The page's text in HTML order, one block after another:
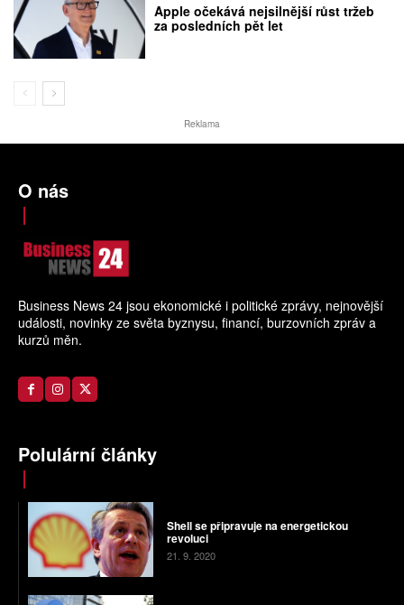
Apple očekává nejsilnější růst tržeb
za posledních pět let
Reklama
O nás
Business News 24 jsou ekonomické i politické zprávy, nejnovější
události, novinky ze světa byznysu, financí, burzovních zpráv a
kurzů měn.
Polulární články
Shell se připravuje na energetickou
revoluci
21. 9. 2020